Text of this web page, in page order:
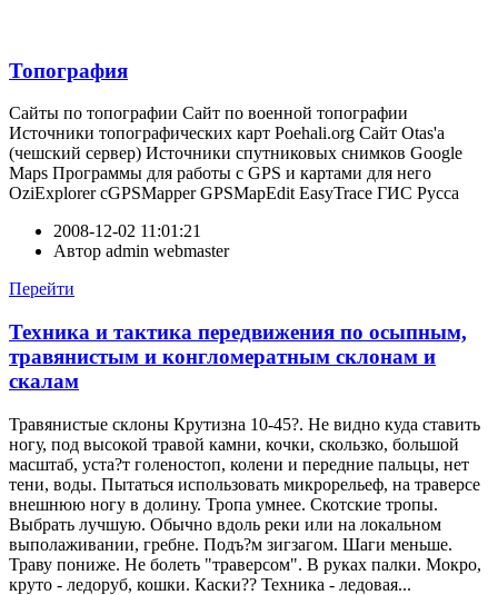
Топография
Сайты по топографии Сайт по военной топографии
Источники топографических карт Poehali.org Сайт Otas'а
(чешский сервер) Источники спутниковых снимков Google
Maps Программы для работы с GPS и картами для него
OziExplorer cGPSMapper GPSMapEdit EasyTrace ГИС Русса
2008-12-02 11:01:21
Автор admin webmaster
Перейти
Техника и тактика передвижения по осыпным,
травянистым и конгломератным склонам и
скалам
Травянистые склоны Крутизна 10-45?. Не видно куда ставить
ногу, под высокой травой камни, кочки, скользко, большой
масштаб, уста?т голеностоп, колени и передние пальцы, нет
тени, воды. Пытаться использовать микрорельеф, на траверсе
внешнюю ногу в долину. Тропа умнее. Скотские тропы.
Выбрать лучшую. Обычно вдоль реки или на локальном
выполаживании, гребне. Подъ?м зигзагом. Шаги меньше.
Траву пониже. Не болеть "траверсом". В руках палки. Мокро,
круто - ледоруб, кошки. Каски?? Техника - ледовая...